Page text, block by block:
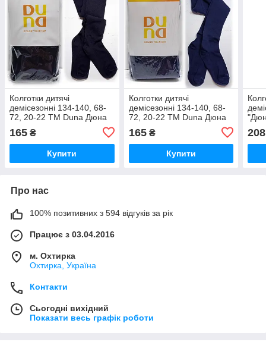
Колготки дитячі
демісезонні 134-140, 68-
72, 20-22 ТМ Duna Дюна
489-1000-чорний / весна-
осінь
165 ₴
Купити
Колготки дитячі
демісезонні 134-140, 68-
72, 20-22 ТМ Duna Дюна
осінь
165₴
Купити
208
Про нас
100% позитивних з 594 відгуків за рік
Працює з 03.04.2016
м. Охтирка
Охтирка, Україна
Контакти
Сьогодні вихідний
Показати весь графік роботи